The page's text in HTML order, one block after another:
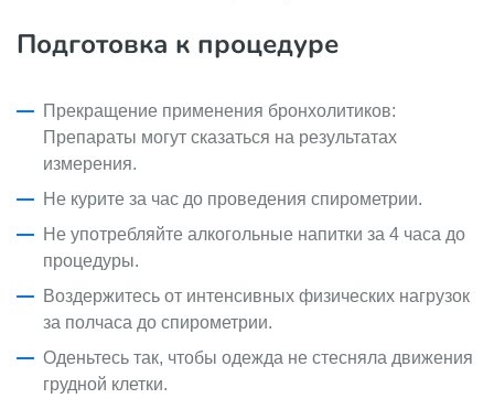
Подготовка к процедуре
Прекращение применения бронхолитиков:
Препараты могут сказаться на результатах
измерения.
Не курите за час до проведения спирометрии.
Не употребляйте алкогольные напитки за 4 часа до
процедуры.
Воздержитесь от интенсивных физических нагрузок
за полчаса до спирометрии.
Оденьтесь так, чтобы одежда не стесняла движения
грудной клетки.